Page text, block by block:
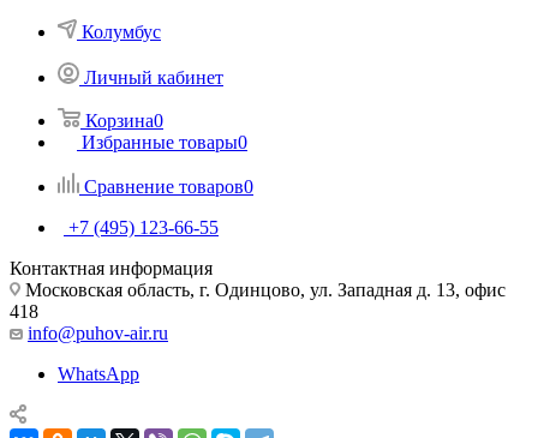
Колумбус
Личный кабинет
Корзина0
Избранные товары0
Сравнение товаров0
+7 (495) 123-66-55
Контактная информация
Московская область, г. Одинцово, ул. Западная д. 13, офис
418
info@puhov-air.ru
WhatsApp